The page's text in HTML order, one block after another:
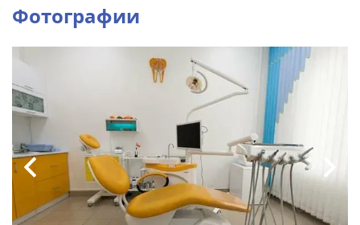
Фотографии